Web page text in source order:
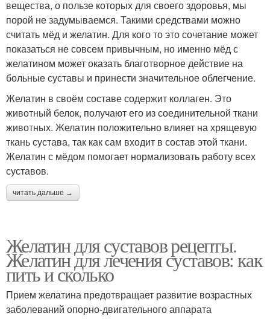
вещества, о пользе которых для своего здоровья, мы
порой не задумываемся. Такими средствами можно
считать мёд и желатин. Для кого то это сочетание может
показаться не совсем привычным, но именно мёд с
желатином может оказать благотворное действие на
больные суставы и принести значительное облегчение.
Желатин в своём составе содержит коллаген. Это
животный белок, получают его из соединительной ткани
животных. Желатин положительно влияет на хрящевую
ткань сустава, так как сам входит в состав этой ткани.
Желатин с мёдом помогает нормализовать работу всех
суставов.
читать дальше →
Желатин для суставов рецепты.
Желатин для лечения суставов: как
пить и сколько
Прием желатина предотвращает развитие возрастных
заболеваний опорно-двигательного аппарата